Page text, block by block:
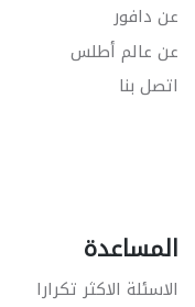
عن دافور
عن عالم أطلس
اتصل بنا
المساعدة
الاسئلة الاكثر تكرارا